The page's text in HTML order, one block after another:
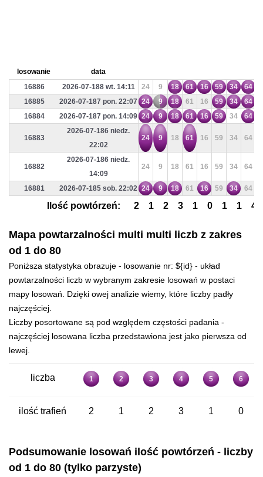
losowanie
data
16886
2026-07-188 wt. 14:11 24 9 18 61 16 59 34 64
16885
2026-07-187 pon. 22:07 24 9 18 61 16 59 34 64
16884
2026-07-187 pon. 14:09 24 9 18 61 16 59 34 64
16883
2026-07-186 niedz.
22:02
24 9 18 61 16 59 34 64
16882
2026-07-186 niedz.
14:09
24 9 18 61 16 59 34 64
16881 2026-07-185 sob. 22:02 24 9 18 61 16 59 34 64
Ilość powtórzeń: 2 1 2 3 1 0 1 1 4
Mapa powtarzalności multi multi liczb z zakres
od 1 do 80
Poniższa statystyka obrazuje - losowanie nr: ${id} - układ
powtarzalności liczb w wybranym zakresie losowań w postaci
mapy losowań. Dzięki owej analizie wiemy, które liczby padły
najczęściej.
Liczby posortowane są pod względem częstości padania -
najczęściej losowana liczba przedstawiona jest jako pierwsza od
lewej.
liczba 1 2 3 4 5 6
ilość trafień 2 1 2 3 1 0
Podsumowanie losowań ilość powtórzeń - liczby
od 1 do 80 (tylko parzyste)